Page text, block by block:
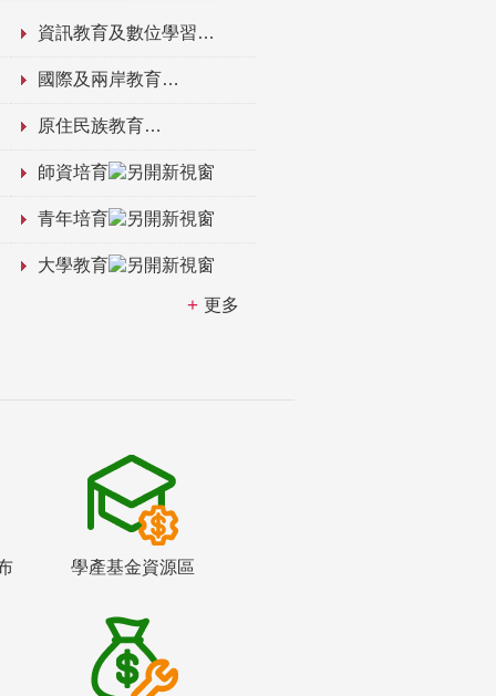
資訊教育及數位學習
國際及兩岸教育
原住民族教育
師資培育
青年培育
大學教育
更多
學產基金資源區